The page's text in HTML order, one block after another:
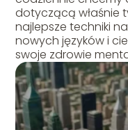
dotyczącą właśnie
najlepsze techniki
nowych języków i
swoje zdrowie